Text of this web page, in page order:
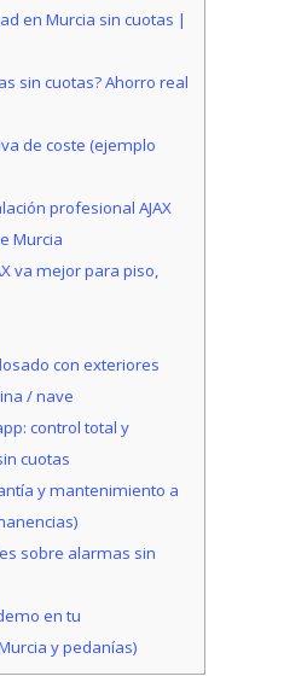
en Murcia sin cuotas |
sin cuotas? Ahorro real
de coste (ejemplo
profesional AJAX
Murcia
va mejor para piso,
con exteriores
/ nave
control total y
cuotas
y mantenimiento a
sobre alarmas sin
en tu
y pedanías)